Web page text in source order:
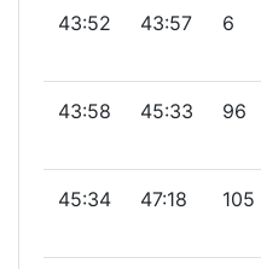
43:52 43:57 6
43:58 45:33 96
45:34 47:18 105